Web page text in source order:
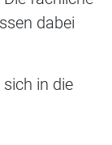
dabei
in die